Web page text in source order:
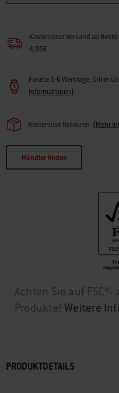
Kostenloser Versand ab
4,95€
Pakete 3-6 Werktage, Griller
Informationen)
Kostenlose Retouren (Mehr
Händler finden
Achten Sie auf
Produkte!Weitere
PRODUKTDETAILS